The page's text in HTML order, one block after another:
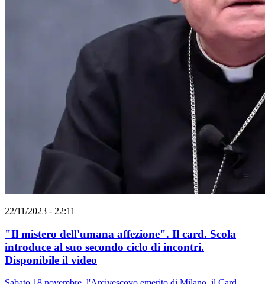
22/11/2023 - 22:11
"Il mistero dell'umana affezione". Il card. Scola
introduce al suo secondo ciclo di incontri.
Disponibile il video